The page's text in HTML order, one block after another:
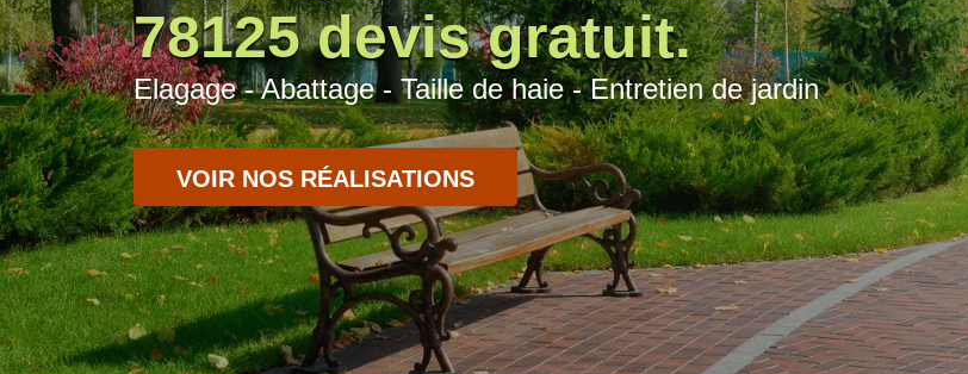
78125 devis gratuit.
Elagage - Abattage - Taille de haie - Entretien de jardin
VOIR NOS RÉALISATIONS